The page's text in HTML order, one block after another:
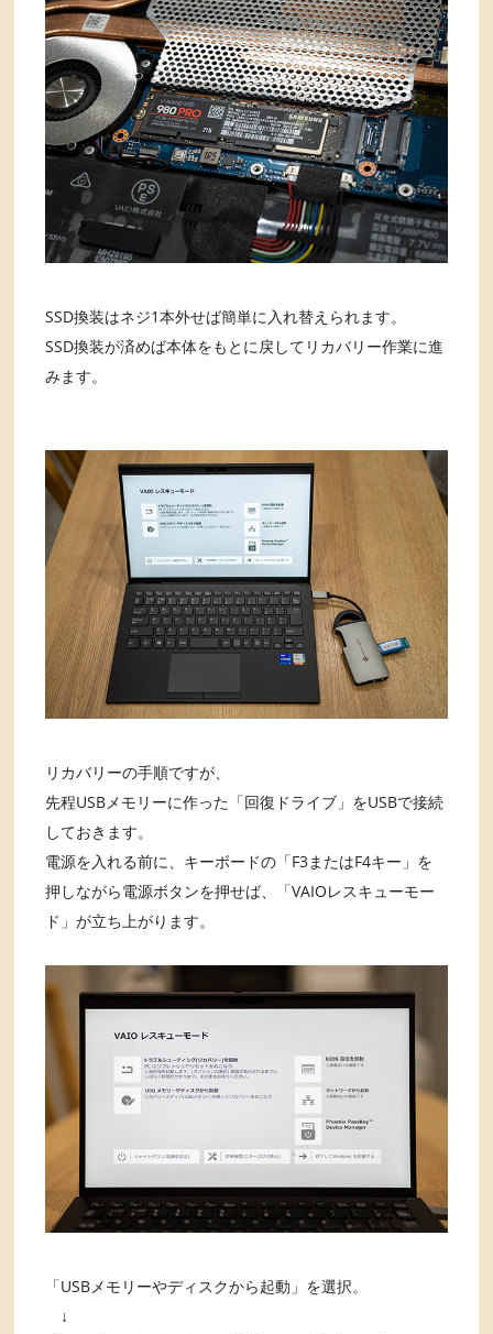
SSD換装はネジ1本外せば簡単に入れ替えられます。
SSD換装が済めば本体をもとに戻してリカバリー作業に進
みます。
リカバリーの手順ですが、
先程USBメモリーに作った「回復ドライブ」をUSBで接続
しておきます。
電源を入れる前に、キーボードの「F3またはF4キー」を
押しながら電源ボタンを押せば、「VAIOレスキューモー
ド」が立ち上がります。
「USBメモリーやディスクから起動」を選択。
↓